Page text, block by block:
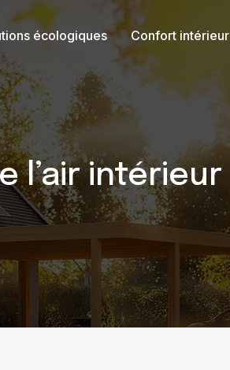
écologiques Confort intérieur
l’air intérieur